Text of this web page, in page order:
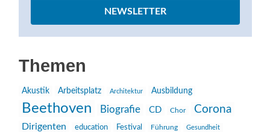
NEWSLETTER
Themen
Akustik Arbeitsplatz Architektur Ausbildung
Beethoven Biografie CD Chor Corona
Dirigenten education Festival Führung Gesundheit